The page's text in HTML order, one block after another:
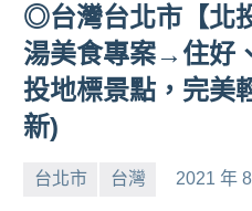
◎台灣台北市【北
湯美食專案→住好
投地標景點，完美
新)
台北市 台灣
2021 年